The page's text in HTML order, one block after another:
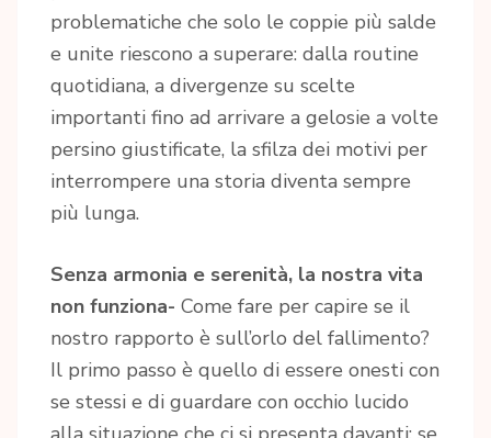
problematiche che solo le coppie più salde
e unite riescono a superare: dalla routine
quotidiana, a divergenze su scelte
importanti fino ad arrivare a gelosie a volte
persino giustificate, la sfilza dei motivi per
interrompere una storia diventa sempre
più lunga.
Senza armonia e serenità, la nostra vita
non funziona- Come fare per capire se il
nostro rapporto è sull’orlo del fallimento?
Il primo passo è quello di essere onesti con
se stessi e di guardare con occhio lucido